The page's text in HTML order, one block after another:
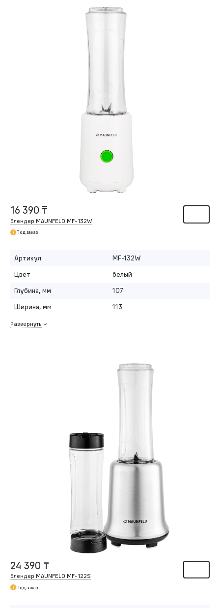
16 390 ₸
Блендер MAUNFELD MF-132W
Под заказ
Артикул
MF-132W
Цвет
белый
Глубина, мм
107
Ширина, мм
113
Развернуть
24 390 ₸
Блендер MAUNFELD MF-122S
Под заказ